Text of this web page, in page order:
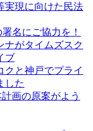
実現に向けた民法
名にご協力を！
ナがタイムズスク
ブ
クと神戸でプライ
した
画の原案がよう